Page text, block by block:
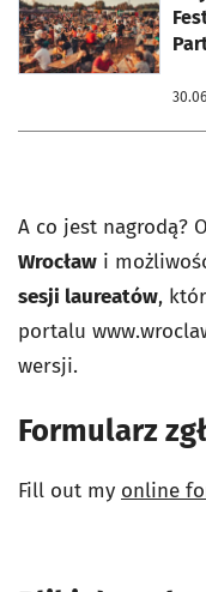
A co jest nagrodą?
Wrocław i
sesji laureatów,
portalu
wersji.
Formularz
Fill out my online